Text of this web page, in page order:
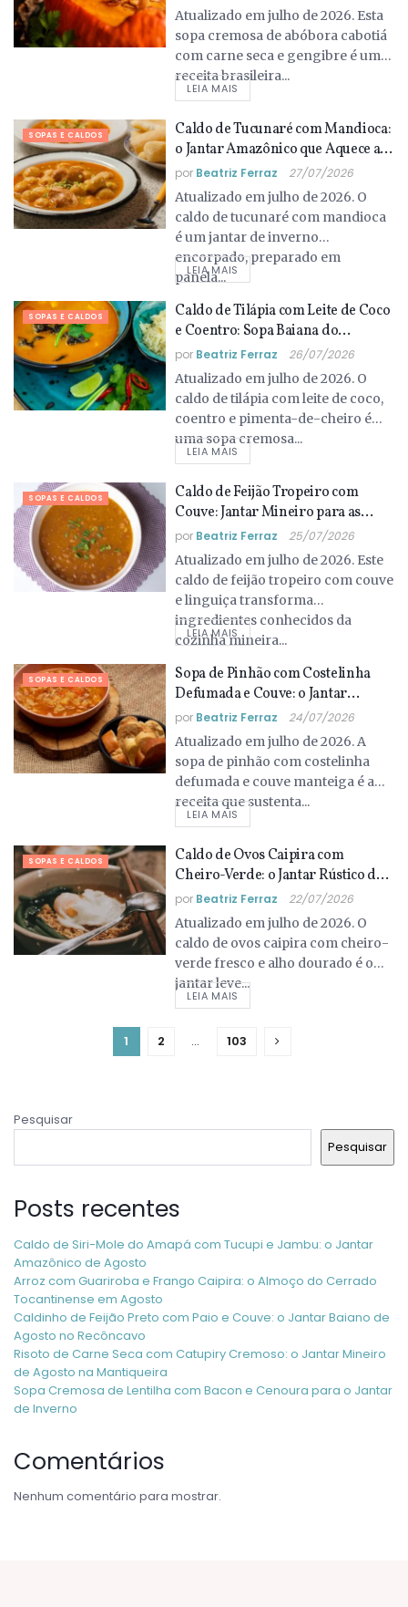
Atualizado em julho de 2026. Esta
sopa cremosa de abóbora cabotiá
com carne seca e gengibre é uma
receita brasileira...
LEIA MAIS
SOPAS E CALDOS
Caldo de Tucunaré com Mandioca:
o Jantar Amazônico que Aquece as
Noites de Julho
por Beatriz Ferraz 27/07/2026
Atualizado em julho de 2026. O
caldo de tucunaré com mandioca
é um jantar de inverno
encorpado, preparado em
panela...
LEIA MAIS
SOPAS E CALDOS
Caldo de Tilápia com Leite de Coco
e Coentro: Sopa Baiana do
Recôncavo para o Inverno
por Beatriz Ferraz 26/07/2026
Atualizado em julho de 2026. O
caldo de tilápia com leite de coco,
coentro e pimenta-de-cheiro é
uma sopa cremosa...
LEIA MAIS
SOPAS E CALDOS
Caldo de Feijão Tropeiro com
Couve: Jantar Mineiro para as
Noites Frias de Julho
por Beatriz Ferraz 25/07/2026
Atualizado em julho de 2026. Este
caldo de feijão tropeiro com couve
e linguiça transforma
ingredientes conhecidos da
cozinha mineira...
LEIA MAIS
SOPAS E CALDOS
Sopa de Pinhão com Costelinha
Defumada e Couve: o Jantar
Catarinense das Noites Frias de
Julho
por Beatriz Ferraz 24/07/2026
Atualizado em julho de 2026. A
sopa de pinhão com costelinha
defumada e couve manteiga é a
receita que sustenta...
LEIA MAIS
SOPAS E CALDOS
Caldo de Ovos Caipira com
Cheiro-Verde: o Jantar Rústico das
Noites Frias de Julho
por Beatriz Ferraz 22/07/2026
Atualizado em julho de 2026. O
caldo de ovos caipira com cheiro-
verde fresco e alho dourado é o
jantar leve...
LEIA MAIS
1 2 … 103
Pesquisar
Pesquisar
Posts recentes
Caldo de Siri-Mole do Amapá com Tucupi e Jambu: o Jantar
Amazônico de Agosto
Arroz com Guariroba e Frango Caipira: o Almoço do Cerrado
Tocantinense em Agosto
Caldinho de Feijão Preto com Paio e Couve: o Jantar Baiano de
Agosto no Recôncavo
Risoto de Carne Seca com Catupiry Cremoso: o Jantar Mineiro
de Agosto na Mantiqueira
Sopa Cremosa de Lentilha com Bacon e Cenoura para o Jantar
de Inverno
Comentários
Nenhum comentário para mostrar.